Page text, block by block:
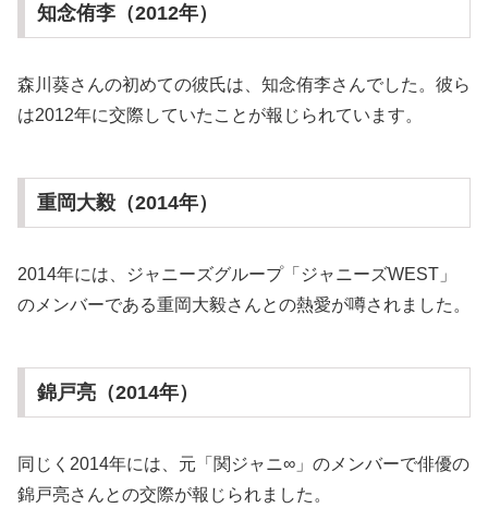
知念侑李（2012年）
森川葵さんの初めての彼氏は、知念侑李さんでした。彼ら
は2012年に交際していたことが報じられています。
重岡大毅（2014年）
2014年には、ジャニーズグループ「ジャニーズWEST」
のメンバーである重岡大毅さんとの熱愛が噂されました。
錦戸亮（2014年）
同じく2014年には、元「関ジャニ∞」のメンバーで俳優の
錦戸亮さんとの交際が報じられました。